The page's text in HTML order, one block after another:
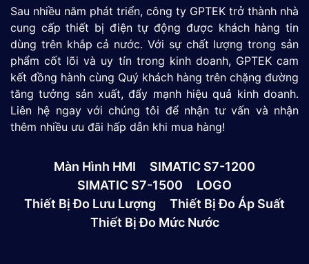
Sau nhiều năm phát triển, công ty GPTEK trở thành nhà
cung cấp thiết bị điện tự động được khách hàng tin
dùng trên khắp cả nước. Với sự chất lượng trong sản
phẩm cốt lõi và uy tín trong kinh doanh, GPTEK cam
kết đồng hành cùng Quý khách hàng trên chặng đường
tăng tưởng sản xuất, đẩy mạnh hiệu quả kinh doanh.
Liên hệ ngay với chúng tôi để nhận tư vấn và nhận
thêm nhiều ưu đãi hấp dẫn khi mua hàng!
Màn Hình HMI
SIMATIC S7-1200
SIMATIC S7-1500
LOGO
Thiết Bị Đo Lưu Lượng
Thiết Bị Đo Áp Suất
Thiết Bị Đo Mức Nước